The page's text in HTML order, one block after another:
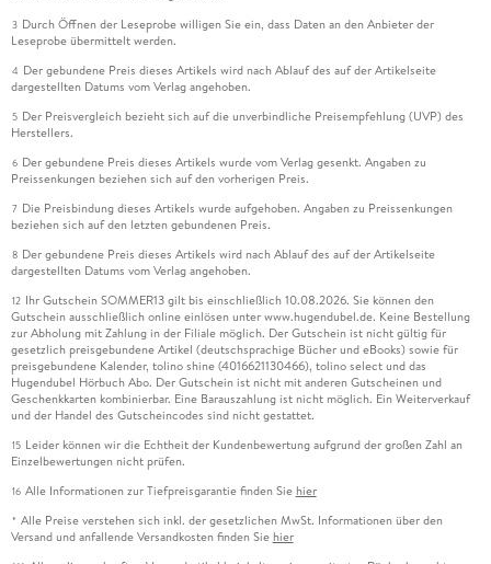
3 Durch Öffnen der Leseprobe willigen Sie ein, dass Daten an den Anbieter der
Leseprobe übermittelt werden.
4 Der gebundene Preis dieses Artikels wird nach Ablauf des auf der Artikelseite
dargestellten Datums vom Verlag angehoben.
5 Der Preisvergleich bezieht sich auf die unverbindliche Preisempfehlung (UVP) des
Herstellers.
6 Der gebundene Preis dieses Artikels wurde vom Verlag gesenkt. Angaben zu
Preissenkungen beziehen sich auf den vorherigen Preis.
7 Die Preisbindung dieses Artikels wurde aufgehoben. Angaben zu Preissenkungen
beziehen sich auf den letzten gebundenen Preis.
8 Der gebundene Preis dieses Artikels wird nach Ablauf des auf der Artikelseite
dargestellten Datums vom Verlag angehoben.
12 Ihr Gutschein SOMMER13 gilt bis einschließlich 10.08.2026. Sie können den
Gutschein ausschließlich online einlösen unter www.hugendubel.de. Keine Bestellung
zur Abholung mit Zahlung in der Filiale möglich. Der Gutschein ist nicht gültig für
gesetzlich preisgebundene Artikel (deutschsprachige Bücher und eBooks) sowie für
preisgebundene Kalender, tolino shine (4016621130466), tolino select und das
Hugendubel Hörbuch Abo. Der Gutschein ist nicht mit anderen Gutscheinen und
Geschenkkarten kombinierbar. Eine Barauszahlung ist nicht möglich. Ein Weiterverkauf
und der Handel des Gutscheincodes sind nicht gestattet.
15 Leider können wir die Echtheit der Kundenbewertung aufgrund der großen Zahl an
Einzelbewertungen nicht prüfen.
16 Alle Informationen zur Tiefpreisgarantie finden Sie hier
* Alle Preise verstehen sich inkl. der gesetzlichen MwSt. Informationen über den
Versand und anfallende Versandkosten finden Sie hier